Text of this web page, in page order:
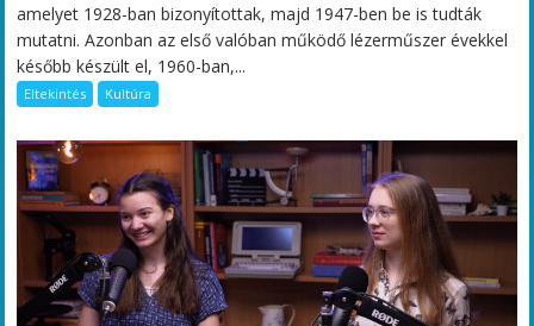
amelyet 1928-ban bizonyítottak, majd 1947-ben be is tudták
mutatni. Azonban az első valóban működő lézerműszer évekkel
később készült el, 1960-ban,...
Eltekintés Kultúra